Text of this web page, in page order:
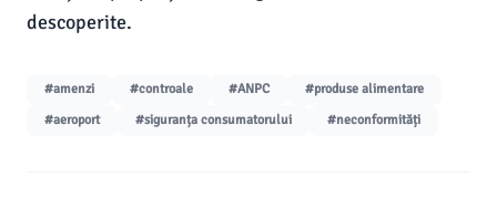
descoperite.
#amenzi #controale #ANPC
#produse alimentare
#aeroport
#siguranța consumatorului #neconformități